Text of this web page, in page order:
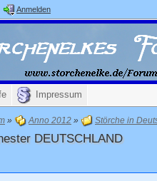
Anmelden
Impressum
» Anno 2012 » Störche in
DEUTSCHLAND